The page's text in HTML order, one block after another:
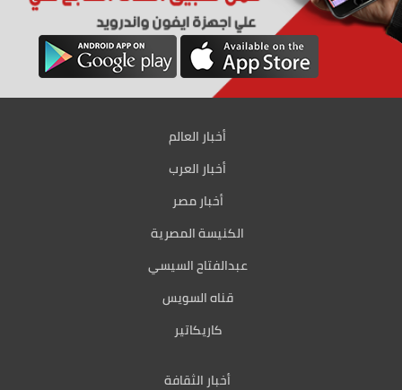
أخبار العالم
أخبار العرب
أخبار مصر
الكنيسة المصرية
عبدالفتاح السيسي
قناه السويس
كاريكاتير
أخبار الثقافة